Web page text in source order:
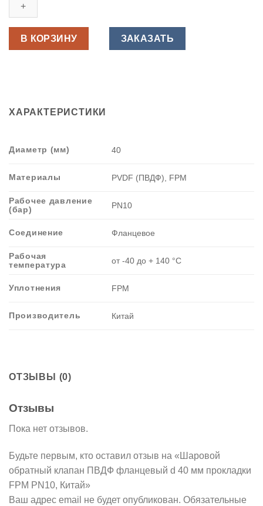
обратный
ПВДФ
фланцевый
FPM
В КОРЗИНУ ЗАКАЗАТЬ
ХАРАКТЕРИСТИКИ
Диаметр (мм) 40
Материалы PVDF (ПВДФ), FPM
Рабочее давление
(бар)
PN10
Соединение Фланцевое
Рабочая
температура
от -40 до + 140 °C
Уплотнения FPM
Производитель Китай
ОТЗЫВЫ (0)
Отзывы
Пока нет отзывов.
Будьте первым, кто оставил отзыв на «Шаровой
обратный клапан ПВДФ фланцевый d 40 мм прокладки
FPM PN10, Китай»
Ваш адрес email не будет опубликован. Обязательные